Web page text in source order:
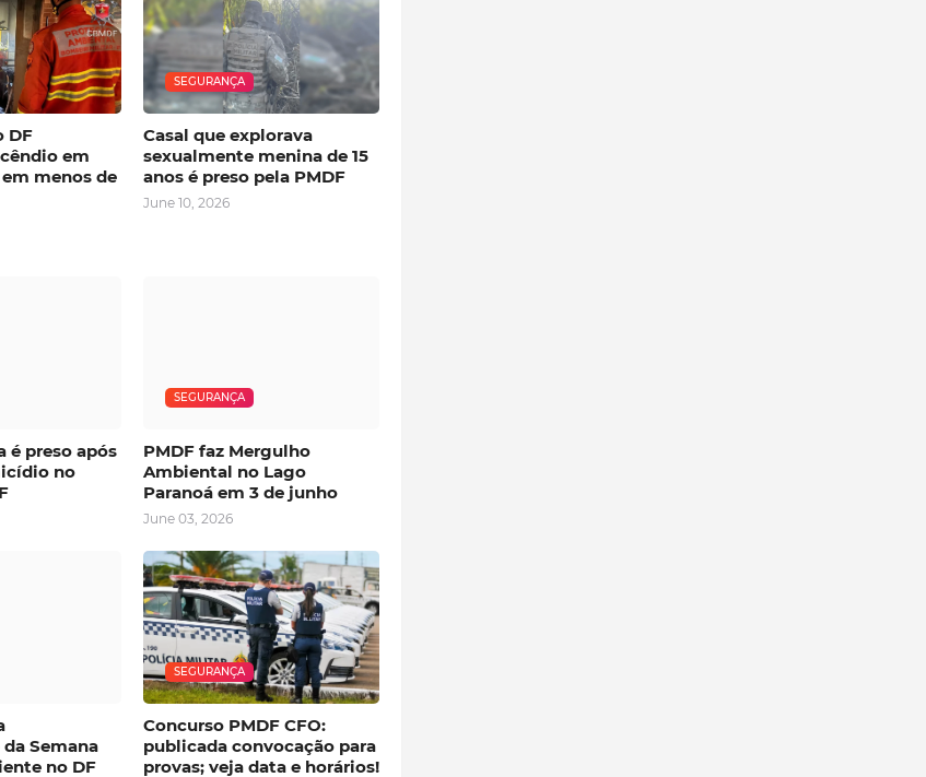
DF
em
menos de
SEGURANÇA
Casal que explorava
sexualmente menina de 15
anos é preso pela PMDF
June 10, 2026
é preso após
no
SEGURANÇA
PMDF faz Mergulho
Ambiental no Lago
Paranoá em 3 de junho
June 03, 2026
Semana
no DF
SEGURANÇA
Concurso PMDF CFO:
publicada convocação para
provas; veja data e horários!